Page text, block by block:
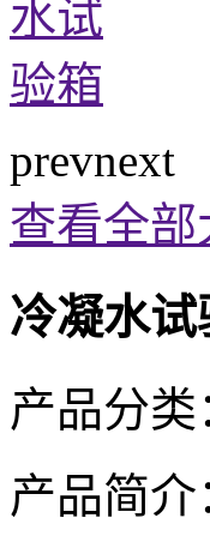
prevnext
查看全部
冷凝水试
产品分类
产品简介